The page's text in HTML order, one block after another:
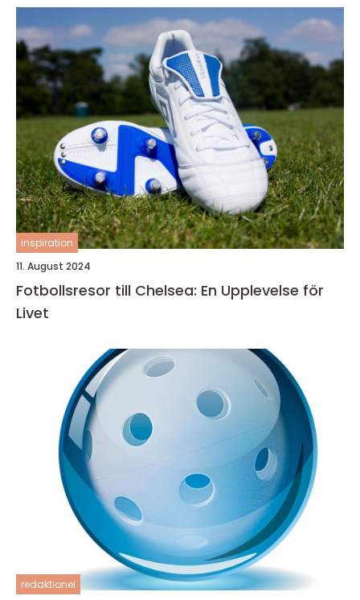
inspiration
11. August 2024
Fotbollsresor till Chelsea: En Upplevelse för
Livet
redaktionel